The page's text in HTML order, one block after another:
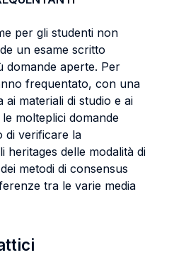
per gli studenti non
un esame scritto
domande aperte. Per
frequentato, con una
ai materiali di studio e ai
molteplici domande
di verificare la
heritages delle modalità di
metodi di consensus
tra le varie media